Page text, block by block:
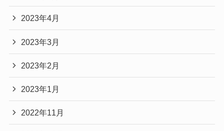
2023年4月
2023年3月
2023年2月
2023年1月
2022年11月